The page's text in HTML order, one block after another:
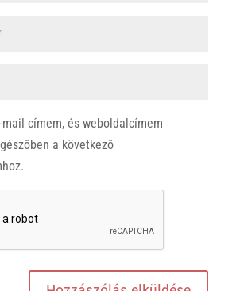
mail címem, és weboldalcímem
a következő